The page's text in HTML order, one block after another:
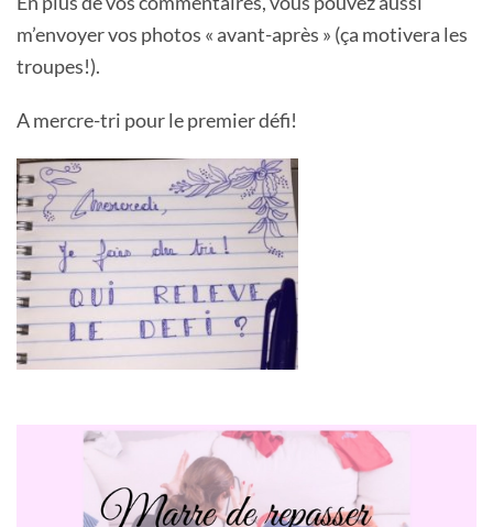
m’envoyer vos photos « avant-après » (ça motivera les
troupes!).
A mercre-tri pour le premier défi!